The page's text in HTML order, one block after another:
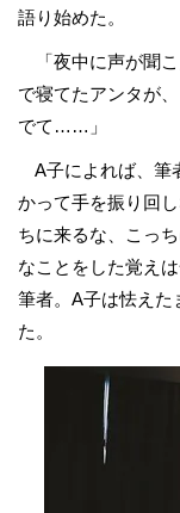
語り始めた。
「夜中に声が聞
で寝てたアンタが
でて……」
A子によれば、筆
かって手を振り回
ちに来るな、こっ
なことをした覚え
筆者。A子は怯えた
た。